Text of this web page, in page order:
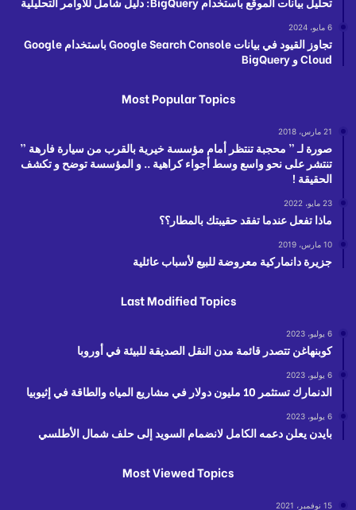
6 مايو، 2024
تجاوز القيود في بيانات Google Search Console باستخدام Google
Cloud و BigQuery
Most Popular Topics
21 مارس، 2018
صورة لـ ” محجبة تنتظر أمام مؤسسة خيرية بالقرب من سيارة فارهة ”
تنتشر على نحو واسع وسط أجواء كراهية .. و المؤسسة توضح و تكشف
الحقيقة !
23 مايو، 2022
ماذا تفعل عندما تفقد حقيبتك بالمطار؟؟
10 مارس، 2019
جزيرة دانماركية معروضة للبيع لأسباب عائلية
Last Modified Topics
6 يوليو، 2023
كوبنهاغن تتصدر قائمة مدن النقل الصديقة للبيئة في أوروبا
6 يوليو، 2023
الدنمارك تستثمر 10 مليون دولار في مشاريع المياه والطاقة في إثيوبيا
6 يوليو، 2023
بايدن يعلن دعمه الكامل لانضمام السويد إلى حلف شمال الأطلسي
Most Viewed Topics
15 نوفمبر، 2021